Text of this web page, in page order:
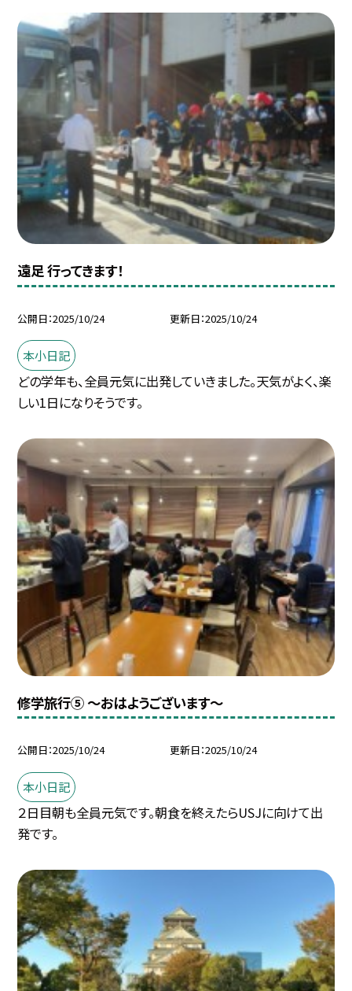
遠足 行ってきます！
公開日 2025/10/24 更新日 2025/10/24
本小日記
どの学年も、全員元気に出発していきました。天気がよく、楽
しい1日になりそうです。
修学旅行⑤ ～おはようございます～
公開日 2025/10/24 更新日 2025/10/24
本小日記
２日目朝も全員元気です。朝食を終えたらUSJに向けて出
発です。